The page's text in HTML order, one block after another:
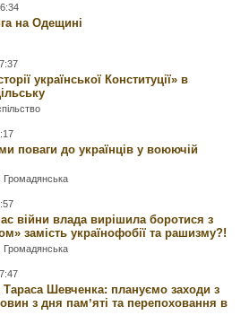
на Одещині
української Конституції» в
поваги до українців у воюючій
Громадянська
війни влада вирішила боротися з
замість українофобії та рашизму?!
Громадянська
Шевченка: плануємо заходи з
з дня памʼяті та перепоховання в